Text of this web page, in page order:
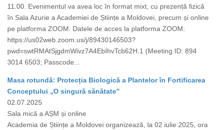
11.00. Evenimentul va avea loc în format mixt, cu prezență fizică
în Sala Azurie a Academiei de Științe a Moldovei, precum și online
pe platforma ZOOM. Datele de acces la platforma ZOOM:
https://us02web.zoom.us/j/89430146503?
pwd=swtRMAtSjgdmWivz7A4EbIhvTcb62H.1 (Meeting ID: 894
3014 6503; Passcode...
Masa rotundă: Protecția Biologică a Plantelor în Fortificarea
Conceptului „O singură sănătate”
02.07.2025
Sala mică a AȘM și online
Academia de Științe a Moldovei organizează, la 02 iulie 2025, ora